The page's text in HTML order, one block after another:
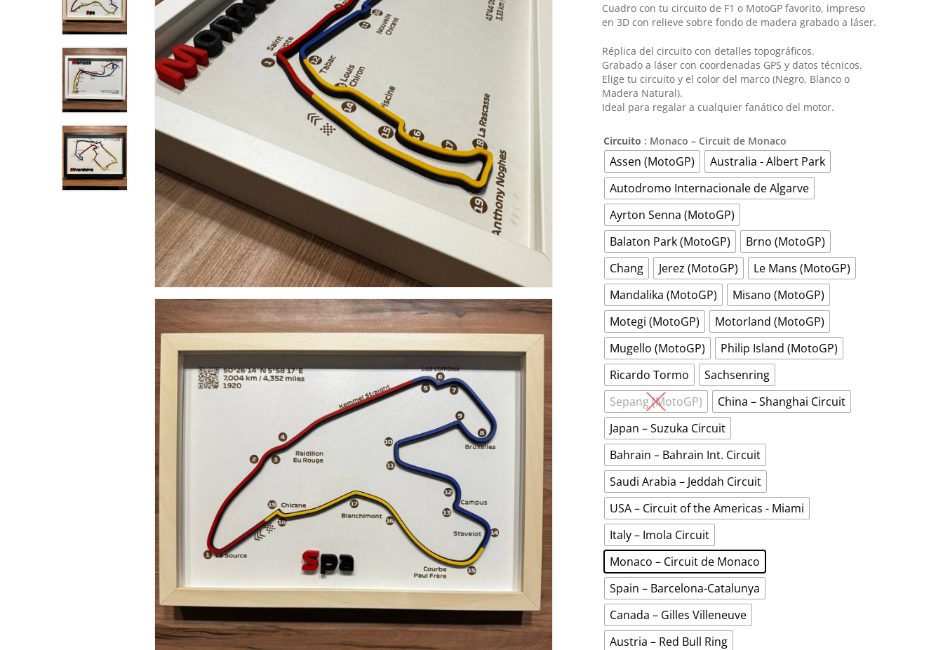
Joyeros
Petacas
era:
39,98 €.
es:
29,99 €.
Cuadro con tu circuito de F1 o MotoGP favorito, impreso
en 3D con relieve sobre fondo de madera grabado a láser.
Réplica del circuito con detalles topográficos.
Grabado a láser con coordenadas GPS y datos técnicos.
Elige tu circuito y el color del marco (Negro, Blanco o
Madera Natural).
Ideal para regalar a cualquier fanático del motor.
Circuito : Monaco – Circuit de Monaco
Assen (MotoGP)
Australia - Albert Park
Autodromo Internacionale de Algarve
Ayrton Senna (MotoGP)
Balaton Park (MotoGP)
Brno (MotoGP)
Chang
Jerez (MotoGP)
Le Mans (MotoGP)
Mandalika (MotoGP)
Misano (MotoGP)
Motegi (MotoGP)
Motorland (MotoGP)
Mugello (MotoGP)
Philip Island (MotoGP)
Ricardo Tormo
Sachsenring
Sepang (MotoGP)
China – Shanghai Circuit
Japan – Suzuka Circuit
Bahrain – Bahrain Int. Circuit
Saudi Arabia – Jeddah Circuit
USA – Circuit of the Americas - Miami
Italy – Imola Circuit
Monaco – Circuit de Monaco
Spain – Barcelona-Catalunya
Canada – Gilles Villeneuve
Austria – Red Bull Ring